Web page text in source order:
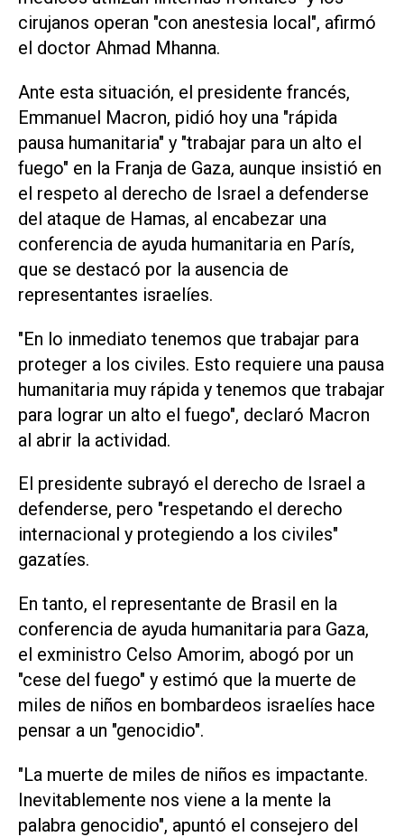
cirujanos operan "con anestesia local", afirmó
el doctor Ahmad Mhanna.
Ante esta situación, el presidente francés,
Emmanuel Macron, pidió hoy una "rápida
pausa humanitaria" y "trabajar para un alto el
fuego" en la Franja de Gaza, aunque insistió en
el respeto al derecho de Israel a defenderse
del ataque de Hamas, al encabezar una
conferencia de ayuda humanitaria en París,
que se destacó por la ausencia de
representantes israelíes.
"En lo inmediato tenemos que trabajar para
proteger a los civiles. Esto requiere una pausa
humanitaria muy rápida y tenemos que trabajar
para lograr un alto el fuego", declaró Macron
al abrir la actividad.
El presidente subrayó el derecho de Israel a
defenderse, pero "respetando el derecho
internacional y protegiendo a los civiles"
gazatíes.
En tanto, el representante de Brasil en la
conferencia de ayuda humanitaria para Gaza,
el exministro Celso Amorim, abogó por un
"cese del fuego" y estimó que la muerte de
miles de niños en bombardeos israelíes hace
pensar a un "genocidio".
"La muerte de miles de niños es impactante.
Inevitablemente nos viene a la mente la
palabra genocidio", apuntó el consejero del